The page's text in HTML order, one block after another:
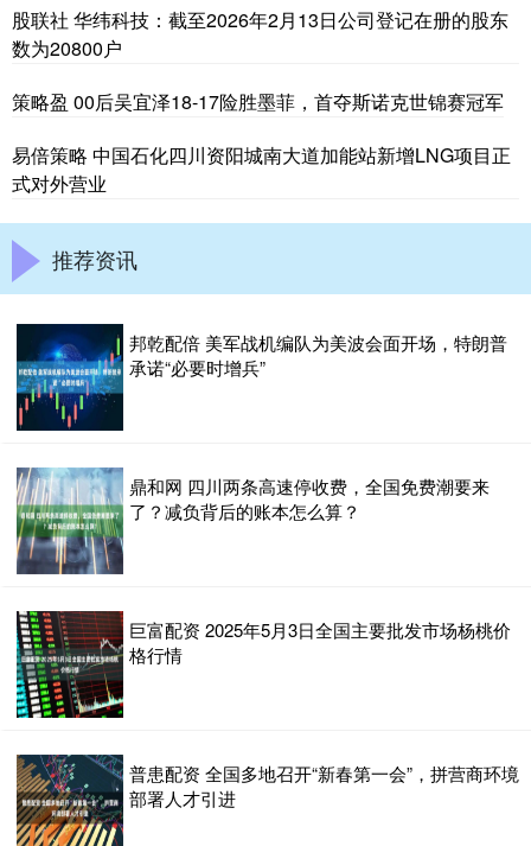
股联社 华纬科技：截至2026年2月13日公司登记在册的股东
数为20800户
策略盈 00后吴宜泽18-17险胜墨菲，首夺斯诺克世锦赛冠军
易倍策略 中国石化四川资阳城南大道加能站新增LNG项目正
式对外营业
推荐资讯
邦乾配倍 美军战机编队为美波会面开场，特朗普
承诺“必要时增兵”
鼎和网 四川两条高速停收费，全国免费潮要来
了？减负背后的账本怎么算？
巨富配资 2025年5月3日全国主要批发市场杨桃价
格行情
普患配资 全国多地召开“新春第一会”，拼营商环境
部署人才引进